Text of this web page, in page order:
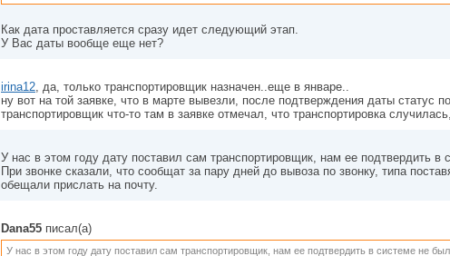
Как дата проставляется сразу идет следующий этап.
У Вас даты вообще еще нет?
irina12, да, только транспортировщик назначен..еще в январе..
ну вот на той заявке, что в марте вывезли, после подтверждения даты статус
транспортировщик что-то там в заявке отмечал, что транспортировка
У нас в этом году дату поставил сам транспортировщик, нам ее подтвердить в
При звонке сказали, что сообщат за пару дней до вывоза по звонку, типа
обещали прислать на почту.
Dana55 писал(а)
У нас в этом году дату поставил сам транспортировщик, нам ее подтвердить в системе не